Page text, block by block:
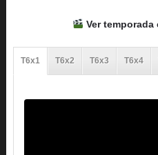
Ver
T6x1 T6x2 T6x3 T6x4